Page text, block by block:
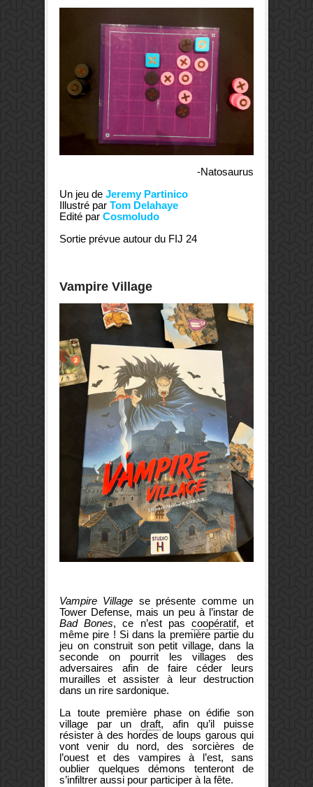
-Natosaurus
Un jeu de Jeremy Partinico
Illustré par Tom Delahaye
Edité par Cosmoludo
Sortie prévue autour du FIJ 24
Vampire Village
Vampire Village se présente comme un
Tower Defense, mais un peu à l’instar de
Bad Bones, ce n’est pas coopératif, et
même pire ! Si dans la première partie du
jeu on construit son petit village, dans la
seconde on pourrit les villages des
adversaires afin de faire céder leurs
murailles et assister à leur destruction
dans un rire sardonique.
La toute première phase on édifie son
village par un draft, afin qu’il puisse
résister à des hordes de loups garous qui
vont venir du nord, des sorcières de
l’ouest et des vampires à l’est, sans
oublier quelques démons tenteront de
s’infiltrer aussi pour participer à la fête.